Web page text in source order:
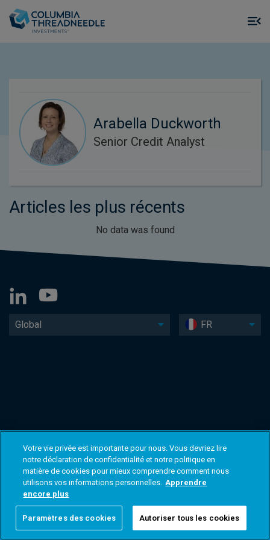
Arabella Duckworth
Senior Credit Analyst
Articles les plus récents
No data was found
Global FR
Votre vie privée est importante pour nous. Vous devriez lire
notre déclaration de confidentialité et notre politique en
matière de cookies pour mieux comprendre comment nous
utilisons vos informations personnelles. Apprendre
encore plus
Paramètres des cookies Autoriser tous les cookies